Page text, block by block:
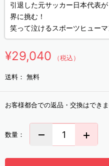
引退した元サッカー日本代表
界に挑む！
笑って泣けるスポーツヒューマ
¥29,040 （税込）
送料： 無料
お客様都合での返品・交換はできま
数量：